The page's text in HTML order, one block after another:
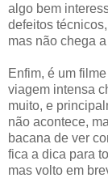
algo bem
defeitos
mas não chega
Enfim, é um
viagem intensa
muito, e
não acontece,
bacana de ver
fica a dica para
mas volto em